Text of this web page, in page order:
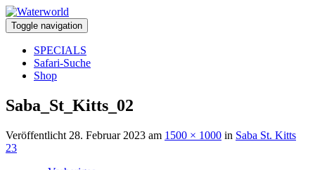
Toggle navigation
SPECIALS
Safari-Suche
Shop
Saba_St_Kitts_02
Veröffentlicht 28. Februar 2023 am 1500 × 1000 in Saba St. Kitts
23